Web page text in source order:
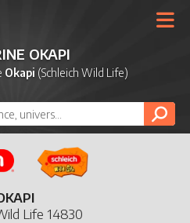
AJOUTS
OKAPI
Okapi (Schleich Wild Life)
Life 14830